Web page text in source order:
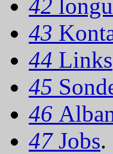
42
43
44 Links
45
46
47 Jobs.